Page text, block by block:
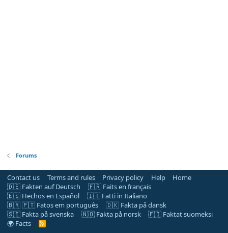
Forums
Contact us Terms and rules Privacy policy Help
Home
🇩🇪 Fakten auf Deutsch
🇫🇷 Faits en français
🇪🇸 Hechos en Español
🇮🇹 Fatti in Italiano
🇧🇷 🇵🇹 Fatos em português
🇩🇰 Fakta på dansk
🇸🇪 Fakta på svenska
🇳🇴 Fakta på norsk
🇫🇮 Faktat suomeksi
🌍 Facts
R